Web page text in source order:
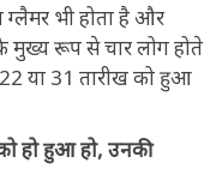
ग्लैमर भी होता है और
रूप से चार लोग होते
या 31 तारीख को हुआ
हो हुआ हो, उनकी